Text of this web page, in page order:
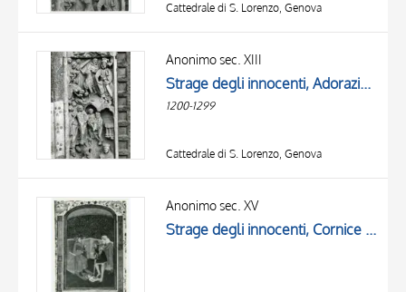
Cattedrale di S. Lorenzo, Genova
Anonimo sec. XIII
Strage degli innocenti, Adorazione dei Re Magi
1200-1299
Cattedrale di S. Lorenzo, Genova
Anonimo sec. XV
Strage degli innocenti, Cornice con motivi decorativi fitomorfi e geometrici